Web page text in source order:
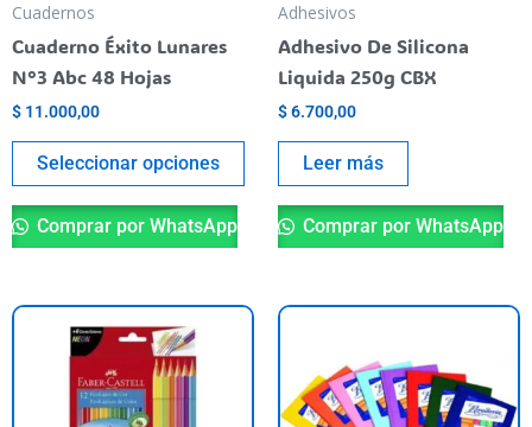
Cuadernos
Cuaderno Éxito Lunares
N°3 Abc 48 Hojas
$ 11.000,00
Seleccionar opciones
chosen
Comprar por WhatsApp
Adhesivos
Adhesivo De Silicona
Liquida 250g CBX
$6.700,00
Leer más
Comprar por WhatsApp